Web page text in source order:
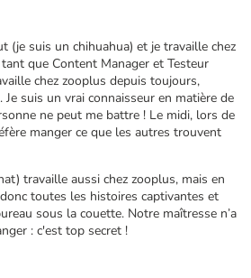
(je suis un chihuahua) et je travaille chez
que Content Manager et Testeur
chez zooplus depuis toujours,
Je suis un vrai connaisseur en matière de
ne peut me battre ! Le midi, lors de
manger ce que les autres trouvent
travaille aussi chez zooplus, mais en
toutes les histoires captivantes et
sous la couette. Notre maîtresse n’a
: c'est top secret !